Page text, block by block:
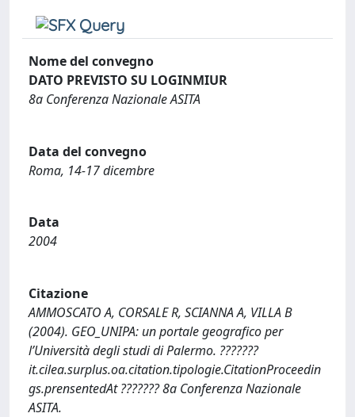
Nome del convegno
DATO PREVISTO SU LOGINMIUR
8a Conferenza Nazionale ASITA
Data del convegno
Roma, 14-17 dicembre
Data
2004
Citazione
AMMOSCATO A, CORSALE R, SCIANNA A, VILLA B
(2004). GEO_UNIPA: un portale geografico per
l’Università degli studi di Palermo. ???????
it.cilea.surplus.oa.citation.tipologie.CitationProceedin
gs.prensentedAt ??????? 8a Conferenza Nazionale
ASITA.